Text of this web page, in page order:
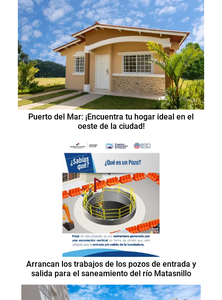
Puerto del Mar: ¡Encuentra tu hogar ideal en el
oeste de la ciudad!
Arrancan los trabajos de los pozos de entrada y
salida para el saneamiento del río Matasnillo